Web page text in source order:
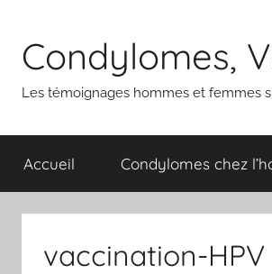
contenu
Condylomes,
Les témoignages hommes et femmes
Accueil Condylomes chez
vaccination-HPV